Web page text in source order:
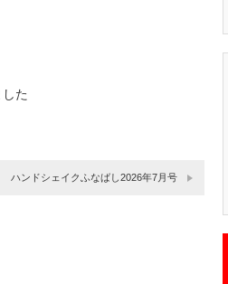
た
ハンドシェイクふなばし2026年7月号